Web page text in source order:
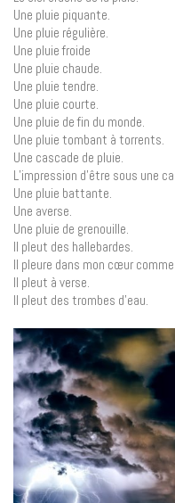
Une pluie piquante.
Une pluie régulière.
Une pluie froide
Une pluie chaude.
Une pluie tendre.
Une pluie courte.
Une pluie de fin du monde.
Une pluie tombant à torrents.
Une cascade de pluie.
L’impression d’être sous une
Une pluie battante.
Une averse.
Une pluie de grenouille.
Il pleut des hallebardes.
Il pleure dans mon cœur
Il pleut à verse.
Il pleut des trombes d’eau.